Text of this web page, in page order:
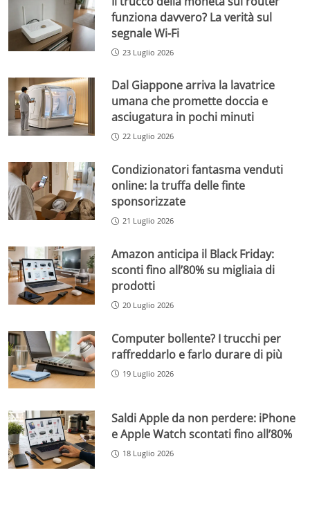
funziona davvero? La verità sul
segnale Wi-Fi
23 Luglio 2026
Dal Giappone arriva la lavatrice
umana che promette doccia e
asciugatura in pochi minuti
22 Luglio 2026
Condizionatori fantasma venduti
online: la truffa delle finte
sponsorizzate
21 Luglio 2026
Amazon anticipa il Black Friday:
sconti fino all’80% su migliaia di
prodotti
20 Luglio 2026
Computer bollente? I trucchi per
raffreddarlo e farlo durare di più
19 Luglio 2026
Saldi Apple da non perdere: iPhone
e Apple Watch scontati fino all’80%
18 Luglio 2026